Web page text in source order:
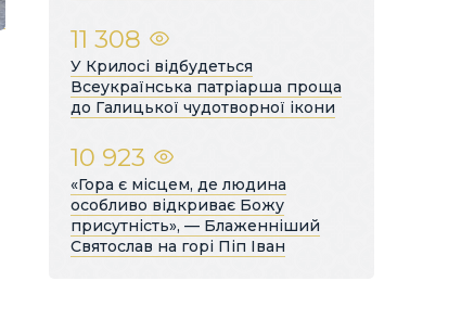
11 308
У Крилосі відбудеться
Всеукраїнська патріарша проща
до Галицької чудотворної ікони
10 923
«Гора є місцем, де людина
особливо відкриває Божу
присутність», — Блаженніший
Святослав на горі Піп Іван